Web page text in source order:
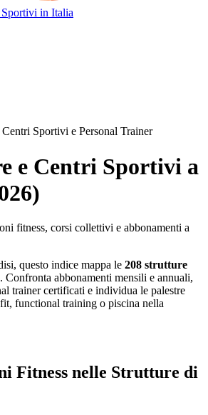
Sportivi in Italia
Sportivi e Personal Trainer
e Centri Sportivi a
fitness, corsi collettivi e abbonamenti a
questo indice mappa le 208 strutture
. Confronta abbonamenti mensili e annuali,
trainer certificati e individua le palestre
functional training o piscina nella
Fitness nelle Strutture di